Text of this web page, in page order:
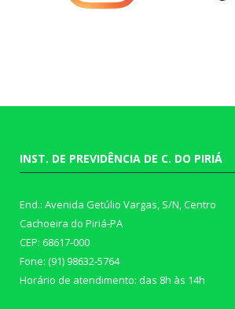
INST. DE PREVIDÊNCIA DE C. DO PIRIÁ
End.: Avenida Getúlio Vargas, S/N, Centro
Cachoeira do Piriá-PA
CEP: 68617-000
Fone: (91) 98632-5764
Horário de atendimento: das 8h às 14h